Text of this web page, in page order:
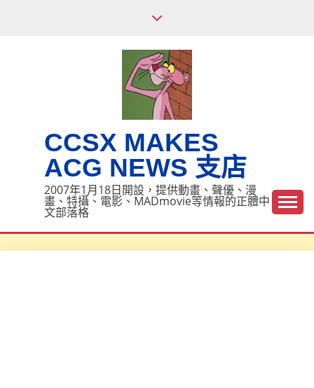
CCSX MAKES
ACG NEWS 支店
2007年1月18日開設，提供動畫、聲優、漫
畫、特攝、電影、MADmovie等情報的正體中
文部落格